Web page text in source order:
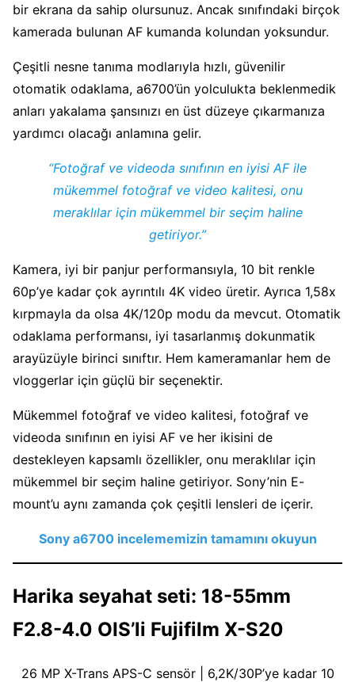
bir ekrana da sahip olursunuz. Ancak sınıfındaki birçok
kamerada bulunan AF kumanda kolundan yoksundur.
Çeşitli nesne tanıma modlarıyla hızlı, güvenilir
otomatik odaklama, a6700’ün yolculukta beklenmedik
anları yakalama şansınızı en üst düzeye çıkarmanıza
yardımcı olacağı anlamına gelir.
“Fotoğraf ve videoda sınıfının en iyisi AF ile
mükemmel fotoğraf ve video kalitesi, onu
meraklılar için mükemmel bir seçim haline
getiriyor.”
Kamera, iyi bir panjur performansıyla, 10 bit renkle
60p’ye kadar çok ayrıntılı 4K video üretir. Ayrıca 1,58x
kırpmayla da olsa 4K/120p modu da mevcut. Otomatik
odaklama performansı, iyi tasarlanmış dokunmatik
arayüzüyle birinci sınıftır. Hem kameramanlar hem de
vloggerlar için güçlü bir seçenektir.
Mükemmel fotoğraf ve video kalitesi, fotoğraf ve
videoda sınıfının en iyisi AF ve her ikisini de
destekleyen kapsamlı özellikler, onu meraklılar için
mükemmel bir seçim haline getiriyor. Sony’nin E-
mount’u aynı zamanda çok çeşitli lensleri de içerir.
Sony a6700 incelememizin tamamını okuyun
Harika seyahat seti: 18-55mm
F2.8-4.0 OIS’li Fujifilm X-S20
26 MP X-Trans APS-C sensör | 6,2K/30P’ye kadar 10